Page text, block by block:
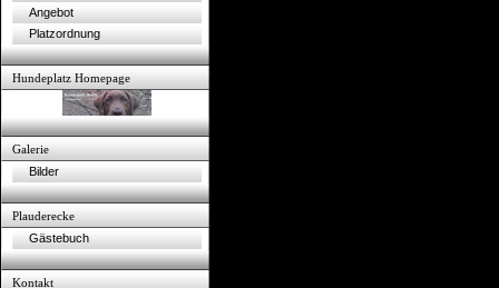
Angebot
Platzordnung
Hundeplatz Homepage
Galerie
Bilder
Plauderecke
Gästebuch
Kontakt